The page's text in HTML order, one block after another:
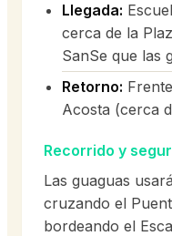
Llegada:
cerca de la
SanSe que las
Retorno:
Acosta (cerca
Recorrido y
Las guaguas
cruzando el
bordeando el